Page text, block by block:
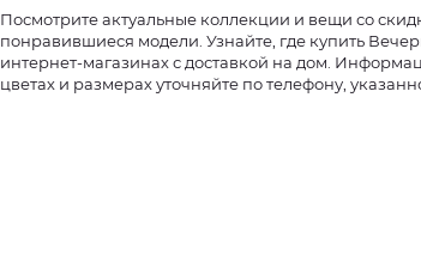
Посмотрите актуальные коллекции и вещи со
понравившиеся модели. Узнайте, где купить
интернет-магазинах с доставкой на дом.
цветах и размерах уточняйте по телефону,